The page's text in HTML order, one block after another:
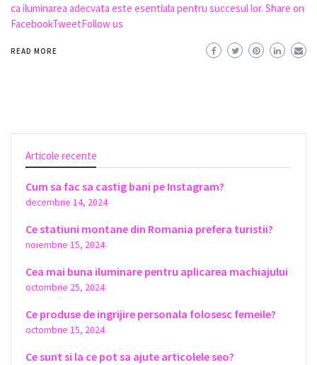
ca iluminarea adecvata este esentiala pentru succesul lor. Share on
FacebookTweetFollow us
READ MORE
Articole recente
Cum sa fac sa castig bani pe Instagram?
decembrie 14, 2024
Ce statiuni montane din Romania prefera turistii?
noiembrie 15, 2024
Cea mai buna iluminare pentru aplicarea machiajului
octombrie 25, 2024
Ce produse de ingrijire personala folosesc femeile?
octombrie 15, 2024
Ce sunt si la ce pot sa ajute articolele seo?